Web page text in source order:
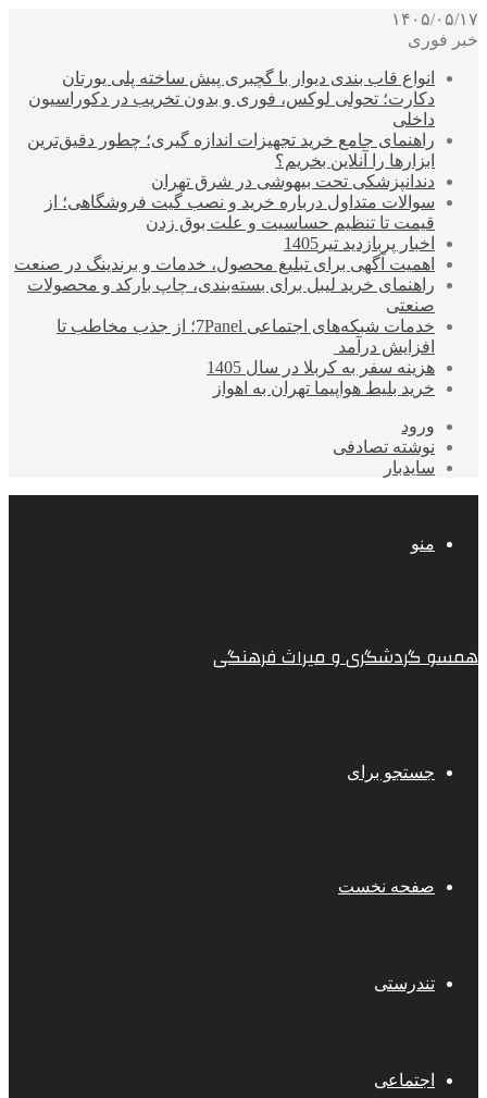
۱۴۰۵/۰۵/۱۷
خبر فوری
انواع قاب بندی دیوار با گچبری پیش ساخته پلی یورتان
دکارت؛ تحولی لوکس، فوری و بدون تخریب در دکوراسیون
داخلی
راهنمای جامع خرید تجهیزات اندازه گیری؛ چطور دقیق‌ترین
ابزارها را آنلاین بخریم؟
دندانپزشکی تحت بیهوشی در شرق تهران
سوالات متداول درباره خرید و نصب گیت فروشگاهی؛ از
قیمت تا تنظیم حساسیت و علت بوق زدن
اخبار پربازدید تیر1405
اهمیت آگهی برای تبلیغ محصول، خدمات و برندینگ در صنعت
راهنمای خرید لیبل برای بسته‌بندی، چاپ بارکد و محصولات
صنعتی
خدمات شبکه‌های اجتماعی 7Panel؛ از جذب مخاطب تا
افزایش درآمد
هزینه سفر به کربلا در سال 1405
خرید بلیط هواپیما تهران به اهواز
ورود
نوشته تصادفی
سایدبار
منو
همسو گردشگری و میراث فرهنگی
جستجو برای
صفحه نخست
تندرستی
اجتماعی